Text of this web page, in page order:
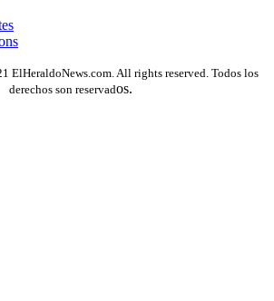
ElHeraldoNews.com. All rights reserved. Todos los
derechos son reservados.